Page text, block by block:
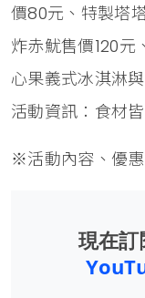
價80元、特製塔
炸赤魷售價120元
心果義式冰淇淋
活動資訊：食材
※活動內容、優
現在訂